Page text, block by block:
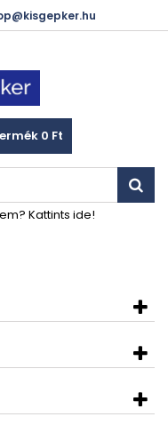
0 Ft‎
Kattints ide!